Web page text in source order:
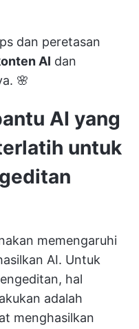
dan peretasan
AI dan
🌸
AI yang
untuk
memengaruhi
AI. Untuk
hal
adalah
menghasilkan